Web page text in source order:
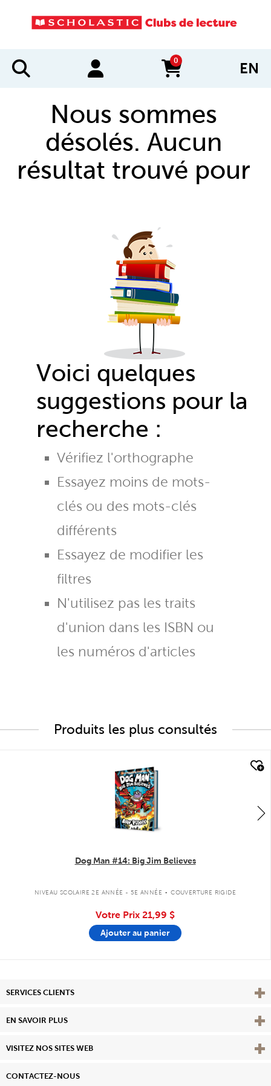
0
items in cart EN
Nous sommes
désolés. Aucun
résultat trouvé pour
Voici quelques
suggestions pour la
recherche :
Vérifiez l'orthographe
Essayez moins de mots-
clés ou des mots-clés
différents
Essayez de modifier les
filtres
N'utilisez pas les traits
d'union dans les ISBN ou
les numéros d'articles
Produits les plus consultés
Dog Man #14: Big Jim Believes
NIVEAU SCOLAIRE 2E ANNÉE - 5E ANNÉE . COUVERTURE RIGIDE
Votre Prix 21,99 $
Ajouter au panier
SERVICES CLIENTS
EN SAVOIR PLUS View
VISITEZ NOS SITES WEB
CONTACTEZ-NOUS